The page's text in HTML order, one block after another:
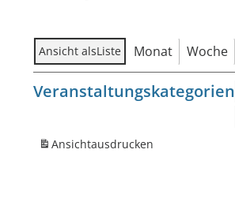
Ansicht alsListe Monat Woche
Veranstaltungskategorien
Ansichtausdrucken